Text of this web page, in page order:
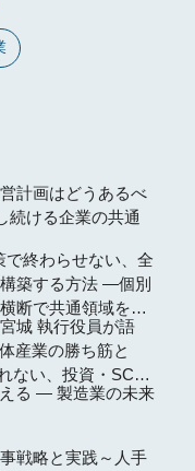
計画はどうあるべ
続ける企業の共通
で終わらせない、全
る方法 ―個別
断で共通領域を再
―城 執行役員が語
産業の勝ち筋と
る ― 製造業の未来
戦略と実践～人手